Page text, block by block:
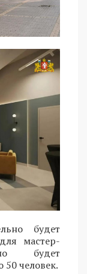
будет
мастер-
будет
человек.